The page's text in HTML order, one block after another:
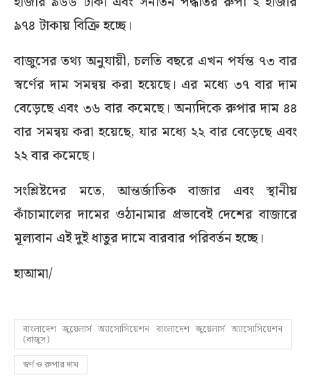
৯৭৪ টাকায় বিক্রি হচ্ছে।
বাজুসের তথ্য অনুযায়ী, চলতি বছরে এখন পর্যন্ত ৭৩ বার
স্বর্ণের দাম সমন্বয় করা হয়েছে। এর মধ্যে ৩৭ বার দাম
বেড়েছে এবং ৩৬ বার কমেছে। অন্যদিকে রুপার দাম ৪৪
বার সমন্বয় করা হয়েছে, যার মধ্যে ২২ বার বেড়েছে এবং
২২ বার কমেছে।
সংশ্লিষ্টদের মতে, আন্তর্জাতিক বাজার এবং স্থানীয়
কাঁচামালের দামের ওঠানামার প্রভাবেই দেশের বাজারে
মূল্যবান এই দুই ধাতুর দামে বারবার পরিবর্তন হচ্ছে।
হাআমা/
বাংলাদেশ জুয়েলার্স অ্যাসোসিয়েশন বাংলাদেশ জুয়েলার্স অ্যাসোসিয়েশন
(বাজুস)
স্বর্ণ ও রুপার দাম